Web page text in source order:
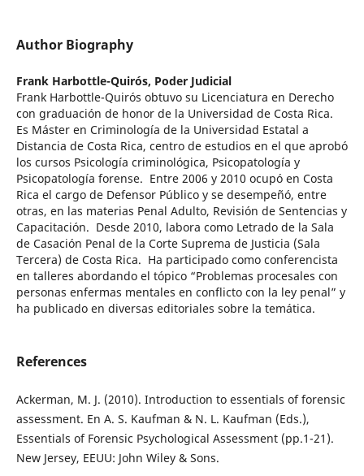
Author Biography
Frank Harbottle-Quirós, Poder Judicial
Frank Harbottle-Quirós obtuvo su Licenciatura en Derecho
con graduación de honor de la Universidad de Costa Rica.
Es Máster en Criminología de la Universidad Estatal a
Distancia de Costa Rica, centro de estudios en el que aprobó
los cursos Psicología criminológica, Psicopatología y
Psicopatología forense. Entre 2006 y 2010 ocupó en Costa
Rica el cargo de Defensor Público y se desempeñó, entre
otras, en las materias Penal Adulto, Revisión de Sentencias y
Capacitación. Desde 2010, labora como Letrado de la Sala
de Casación Penal de la Corte Suprema de Justicia (Sala
Tercera) de Costa Rica. Ha participado como conferencista
en talleres abordando el tópico “Problemas procesales con
personas enfermas mentales en conflicto con la ley penal” y
ha publicado en diversas editoriales sobre la temática.
References
Ackerman, M. J. (2010). Introduction to essentials of forensic
assessment. En A. S. Kaufman & N. L. Kaufman (Eds.),
Essentials of Forensic Psychological Assessment (pp.1-21).
New Jersey, EEUU: John Wiley & Sons.